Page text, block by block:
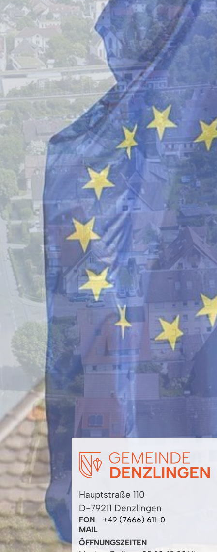
Hauptstraße 110
D-79211 Denzlingen
FON
+49 (7666) 611-0
MAIL
ÖFFNUNGSZEITEN